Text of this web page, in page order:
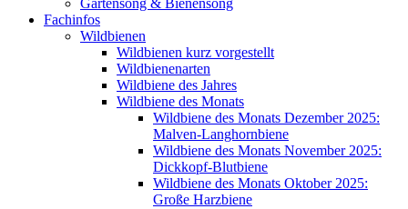
Gartensong & Bienensong
Fachinfos
Wildbienen
Wildbienen kurz vorgestellt
Wildbienenarten
Wildbiene des Jahres
Wildbiene des Monats
Wildbiene des Monats Dezember 2025:
Malven-Langhornbiene
Wildbiene des Monats November 2025:
Dickkopf-Blutbiene
Wildbiene des Monats Oktober 2025:
Große Harzbiene